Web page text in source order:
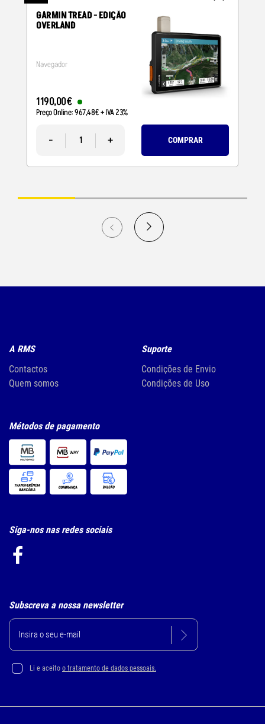
GARMIN TREAD - EDIÇÃO
OVERLAND
Navegador
1190,00€
Preço Online:967,48€+ IVA 23%
- + COMPRAR
A RMS
Contactos
Quem somos
Suporte
Condições de Envio
Condições de Uso
Métodos de pagamento
Siga-nos nas redes sociais
Subscreva a nossa newsletter
Li e aceito o tratamento de dados pessoais.